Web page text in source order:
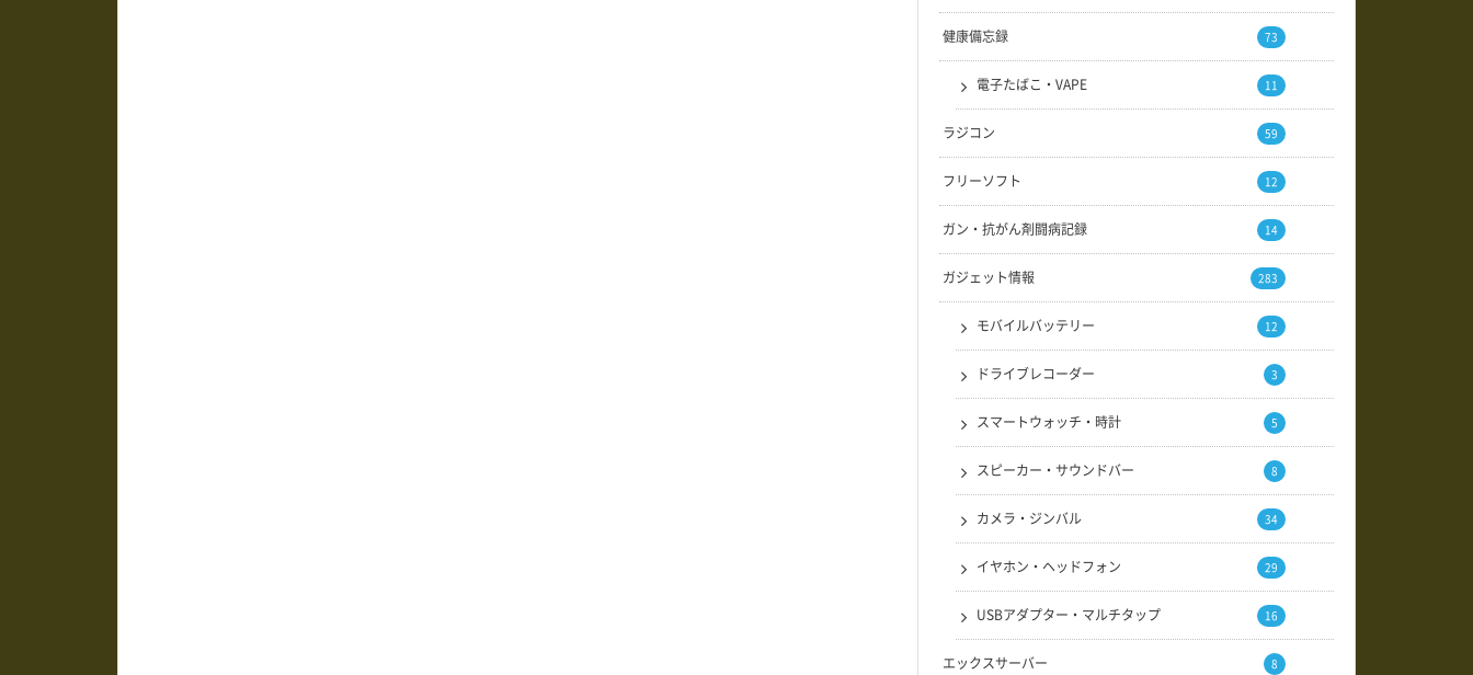
健康備忘録 73
電子たばこ・VAPE 11
ラジコン 59
フリーソフト 12
ガン・抗がん剤闘病記録 14
ガジェット情報 283
モバイルバッテリー 12
ドライブレコーダー 3
スマートウォッチ・時計 5
スピーカー・サウンドバー 8
カメラ・ジンバル 34
イヤホン・ヘッドフォン 29
USBアダプター・マルチタップ 16
エックスサーバー 8